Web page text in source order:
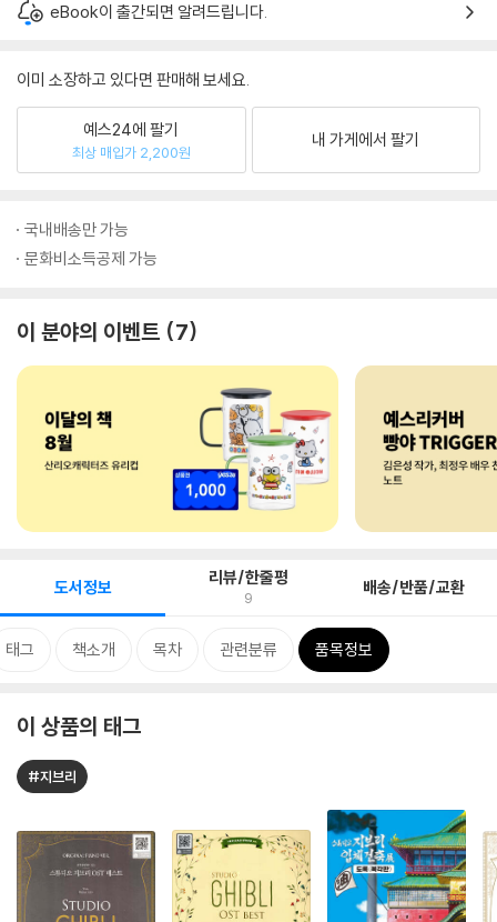
eBook이 출간되면 알려드립니다.
이미 소장하고 있다면 판매해 보세요.
예스24에 팔기
최상 매입가 2,200원
내 가게에서 팔기
국내배송만 가능
문화비소득공제 가능
이 분야의 이벤트 7
도서정보 리뷰/한줄평
9 배송/반품/교환
태그 책소개 목차 관련분류 품목정보
이 상품의 태그
#지브리